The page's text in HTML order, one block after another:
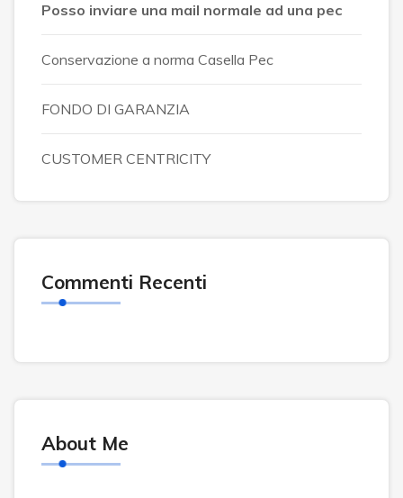
Posso inviare una mail normale ad una pec
Conservazione a norma Casella Pec
FONDO DI GARANZIA
CUSTOMER CENTRICITY
Commenti Recenti
About Me